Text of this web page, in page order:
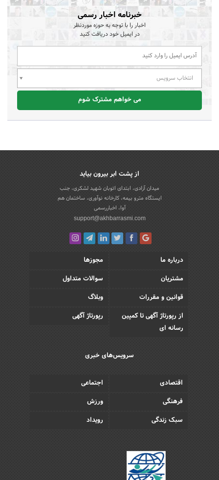
خبرنامه اخبار رسمی
اخبار را با توجه به حوزه موردنظر
در ایمیل خود دریافت کنید
انتخاب سرویس
می خواهم مشترک شوم
از پشت ابر بیرون بیاید
میدان آزادی، ابتدای اتوبان شهید لشکری، جنب
ایستگاه مترو بیمه، کارخانه نوآوری، ساختمان هم
آوا، اخباررسمی
support@akhbarrasmi.com
درباره ما
مجوزها
مشتریان
سوالات متداول
قوانین و مقررات
وبلاگ
از رپورتاژ آگهی تا کمپین
رسانه ای
رپورتاژ آگهی
سرویس‌های خبری
اقتصادی
اجتماعی
فرهنگی
ورزش
سبک زندگی
رویداد